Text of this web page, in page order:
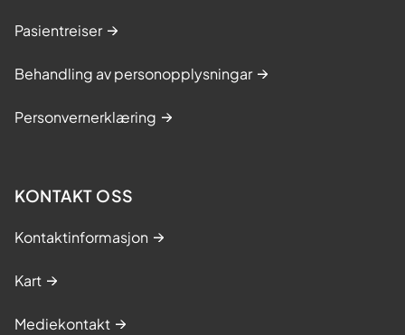
Pasientreiser
Behandling av personopplysningar
Personvernerklæring
KONTAKT OSS
Kontaktinformasjon
Kart
Mediekontakt